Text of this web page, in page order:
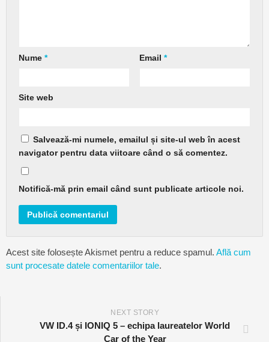
Nume * Email *
Site web
Salvează-mi numele, emailul și site-ul web în acest
navigator pentru data viitoare când o să comentez.
Notifică-mă prin email când sunt publicate articole noi.
Acest site folosește Akismet pentru a reduce spamul. Află cum
sunt procesate datele comentariilor tale.
NEXT STORY
VW ID.4 și IONIQ 5 – echipa laureatelor World
Car of the Year